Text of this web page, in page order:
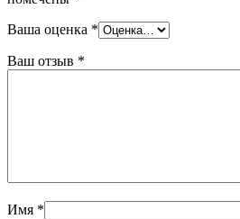
Ваша оценка *
Ваш отзыв *
Имя *